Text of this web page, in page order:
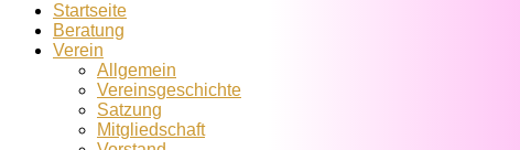
Startseite
Beratung
Verein
Allgemein
Vereins­geschichte
Satzung
Mitglied­schaft